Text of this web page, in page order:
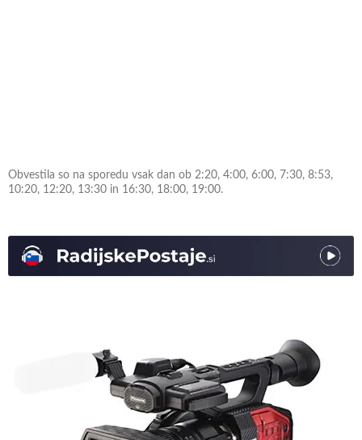
Obvestila so na sporedu vsak dan ob 2:20, 4:00, 6:00, 7:30, 8:53,
10:20, 12:20, 13:30 in 16:30, 18:00, 19:00.